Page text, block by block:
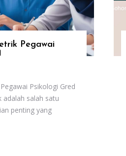
Pegawai
Psikologi Gred
adalah salah satu
penting yang